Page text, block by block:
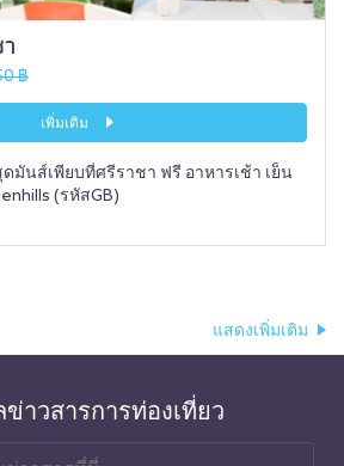
฿
เพิ่มเติม
มันส์เพียบที่ศรีราชา ฟรี อาหารเช้า เย็น
(รหัสGB)
แสดงเพิ่มเติม
าวสารการท่องเที่ยว